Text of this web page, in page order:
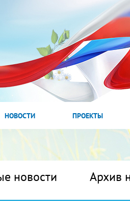
НОВОСТИ ПРОЕКТЫ
новости Архив